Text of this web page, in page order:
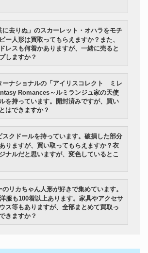
ン 乾電池式 2足歩行 1966年発売
390,600円
ドジャーズ 大谷翔平 チャンドラ
ー製 直筆サイン 支給品 バット
635,760円
L-507uX Mark II (L-507UXII)
2019年製
官 コンボイ 当時物 トランスフ
ォーマー 日本版
282,313円
Accuphase アキュフェーズ M-
2000 ペア モノラルパワーアン
プ
ヤ ゴールド文字盤 YG AT
1,020,600円
大谷翔平 2018 Bowman
Chrome Rookie Auto GOLD
直書き 直筆サインカード
箱 Monitor Gold LSU/HF/15/8
スピーカーペア
906,600円
Canon キャノン EOS 5DMarkⅢ 125,405円
掬水作 菱湖書 盛上駒 御蔵島黄
ー人形は買取ってもらえますか？また、
レスも何着かありますが、一緒に売ると
しますか？
Romances～ルミランジュ家の天使
を持っています。開封済みですが、買い
はできますか？
りますが、買い取ってもらえますか？衣
ナルだと思いますが、変色しているとこ
服も100着以上あります。家具やアクセサ
ス等もありますが、全部まとめて買取っ
きますか？